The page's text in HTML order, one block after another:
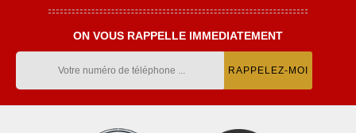
ON VOUS RAPPELLE IMMEDIATEMENT